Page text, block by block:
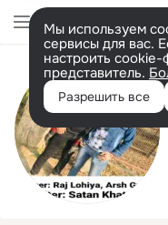
Мы используем
сервисы для вас.
настроить
представитель.
Разрешить все